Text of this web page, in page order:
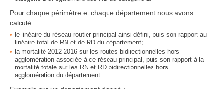
Pour chaque périmètre et chaque département nous avons
calculé :
le linéaire du réseau routier principal ainsi défini, puis son rapport au
linéaire total de RN et de RD du département;
la mortalité 2012-2016 sur les routes bidirectionnelles hors
agglomération associée à ce réseau principal, puis son rapport à la
mortalité totale sur les RN et RD bidirectionnelles hors
agglomération du département.